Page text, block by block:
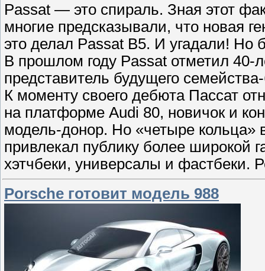
Passat — это спираль. Зная этот
многие предсказывали, что новая
это делал Passat B5. И угадали! Но
В прошлом году Passat отметил 40-
представитель будущего
К моменту своего дебюта Пассат
на платформе Audi 80, новичок и
модель-донор. Но «четыре кольца»
привлекал публику более широкой
хэтчбеки, универсалы и фастбеки.
Porsche готовит модель 988